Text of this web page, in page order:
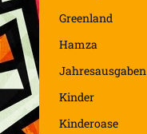
Greenland
Hamza
Jahresausgaben
Kinder
Kinderoase